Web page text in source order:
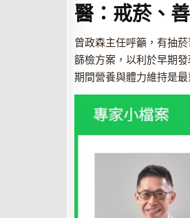
醫：戒菸、
曾政森主任呼籲，有抽
篩檢方案，以利於早期
期間營養與體力維持是